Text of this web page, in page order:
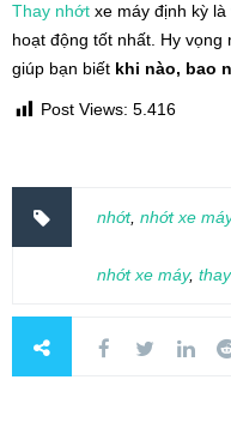
Thay nhớt xe máy định kỳ là
hoạt động tốt nhất. Hy
giúp bạn biết khi nào, bao
Post Views: 5.416
nhớt, nhớt xe máy
nhớt xe máy,